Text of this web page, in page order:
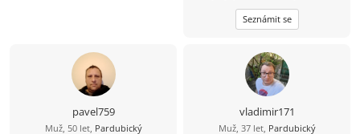
Seznámit se
pavel759
Muž, 50 let, Pardubický
vladimir171
Muž, 37 let, Pardubický